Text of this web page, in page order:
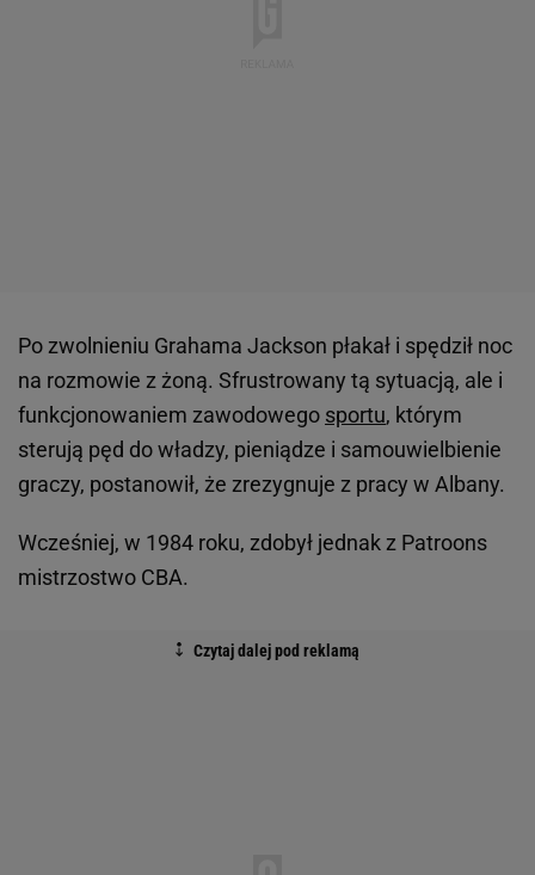
Po zwolnieniu Grahama Jackson płakał i spędził noc
na rozmowie z żoną. Sfrustrowany tą sytuacją, ale i
funkcjonowaniem zawodowego sportu, którym
sterują pęd do władzy, pieniądze i samouwielbienie
graczy, postanowił, że zrezygnuje z pracy w Albany.
Wcześniej, w 1984 roku, zdobył jednak z Patroons
mistrzostwo CBA.